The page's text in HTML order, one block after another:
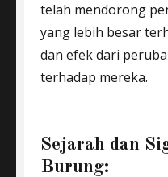
telah mendorong
yang lebih besar
dan efek dari
terhadap mereka.
Sejarah dan
Burung: